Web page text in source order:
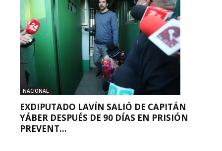
NACIONAL
EXDIPUTADO LAVÍN SALIÓ DE CAPITÁN
YÁBER DESPUÉS DE 90 DÍAS EN PRISIÓN
PREVENT...